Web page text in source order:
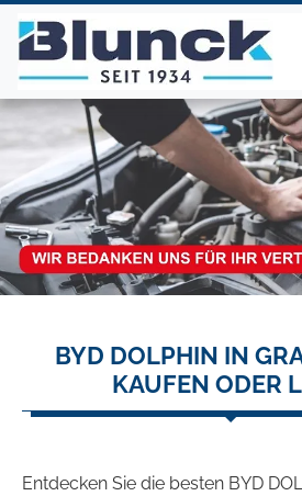
BYD DOLPHIN IN
KAUFEN ODER
Entdecken Sie die besten BYD